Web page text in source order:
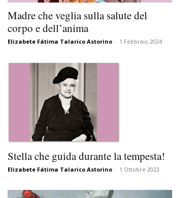
Madre che veglia sulla salute del
corpo e dell’anima
Elizabete Fátima Talarico Astorino - 1 Febbraio 2024
Stella che guida durante la tempesta!
Elizabete Fátima Talarico Astorino - 1 Ottobre 2023